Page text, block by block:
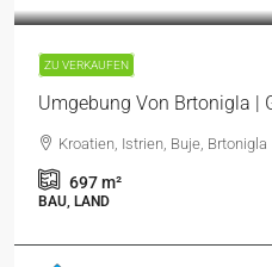
ZU VERKAUFEN
Umgebung Von Brtonigla |
Kroatien, Istrien, Buje, Brtonigla
697m²
BAU, LAND